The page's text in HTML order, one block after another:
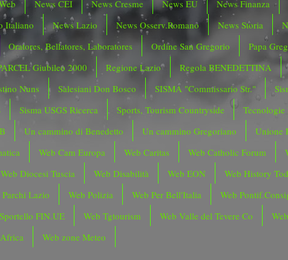
News CEI News Cresme News EU
News Finanza
Italiano News Lazio News Osserv.Romano News Storia
Oratores, Bellatores, Laboratores Ordine San Gregorio
Papa
Giubileo 2000 Regione Lazio
Regola BENEDETTINA
Nuns Salesiani Don Bosco SISMA "Commissario Str."
Sisma USGS Ricerca Sports, Tourism Countryside
Tecnologie
Un cammino di Benedetto Un cammino Gregoriano
Unione
Web Cam Europa Web Caritas Web Catholic Forum
Web Diocesi Tuscia Web Disabilità Web EON
Web History
Parchi Lazio Web Polizia Web Per Bell'Italia
Web
FIN.UE Web Tgtourism Web Valle del Tevere Co
Web zone Meteo